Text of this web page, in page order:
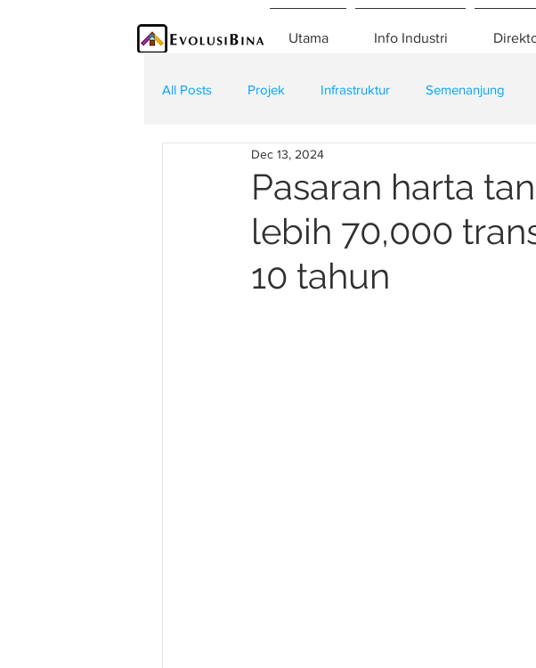
Utama Info Industri
All Posts Projek Infrastruktur Semenanjung
Teknologi Kontraktor
Pasaran harta
lebih 70,000
10 tahun
Dec 13, 2024